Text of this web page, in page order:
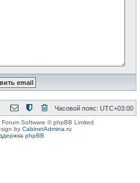
Часовой пояс: UTC+03:00
Forum Software © phpBB Limited
by CabinetAdmina.ru
phpBB